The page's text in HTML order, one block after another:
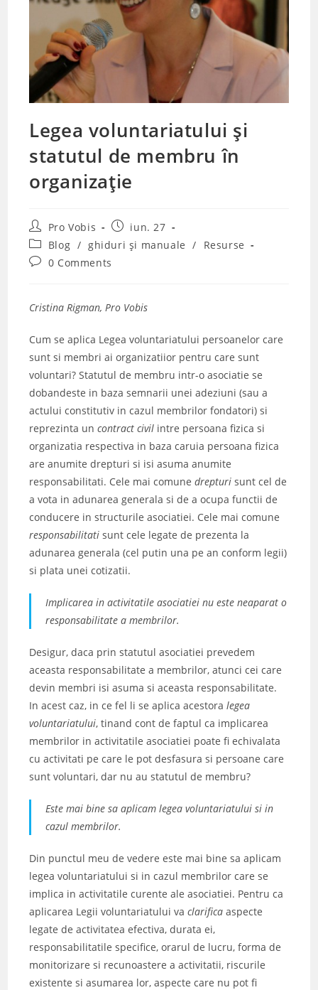
Legea voluntariatului și
statutul de membru în
organizație
Post
author:
Pro Vobis
Post
published:
iun. 27
Post
category:
Blog / ghiduri și manuale /
Resurse
Post0 Comments
Cristina Rigman, Pro Vobis
Cum se aplica Legea voluntariatului persoanelor care
sunt si membri ai organizatiior pentru care sunt
voluntari? Statutul de membru intr-o asociatie se
dobandeste in baza semnarii unei adeziuni (sau a
actului constitutiv in cazul membrilor fondatori) si
reprezinta uncontract civil intre persoana fizica si
organizatia respectiva in baza caruia persoana fizica
are anumite drepturi si isi asuma anumite
responsabilitati. Cele mai comunedrepturi sunt cel de
a vota in adunarea generala si de a ocupa functii de
conducere in structurile asociatiei. Cele mai comune
responsabilitati sunt cele legate de prezenta la
adunarea generala (cel putin una pe an conform legii)
si plata unei cotizatii.
Implicarea in activitatile asociatiei nu esteneaparat o
responsabilitate a membrilor.
Desigur, daca prin statutul asociatiei prevedem
aceasta responsabilitate a membrilor, atunci cei care
devin membri isi asuma si aceasta responsabilitate.
In acest caz, in ce fel li se aplica acestoralegea
voluntariatului, tinand cont de faptul ca implicarea
membrilor in activitatile asociatiei poate fi echivalata
cu activitati pe care le pot desfasura si persoane care
sunt voluntari, dar nu au statutul de membru?
Este mai bine sa aplicam legea voluntariatului si in
cazul membrilor.
Din punctul meu de vedere este mai bine sa aplicam
legea voluntariatului si in cazul membrilor care se
implica in activitatile curente ale asociatiei. Pentru ca
aplicarea Legii voluntariatului vaclarifica aspecte
legate de activitatea efectiva, durata ei,
responsabilitatile specifice, orarul de lucru, forma de
monitorizare si recunoastere a activitatii, riscurile
existente si asumarea lor, aspecte care nu pot fi